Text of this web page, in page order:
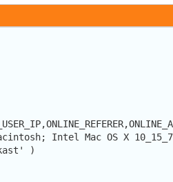
Intel Mac OS X 10_15_7)
)